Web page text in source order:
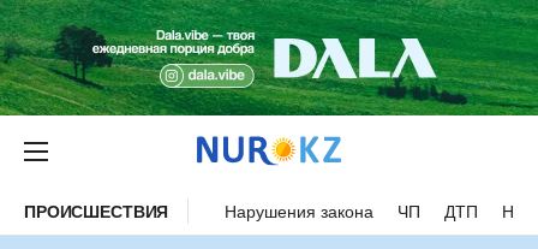
ПРОИСШЕСТВИЯ Нарушения закона ЧП ДТП